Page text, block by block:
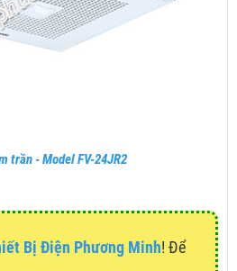
trần - Model FV-24JR2
Bị Điện Phương Minh! Để